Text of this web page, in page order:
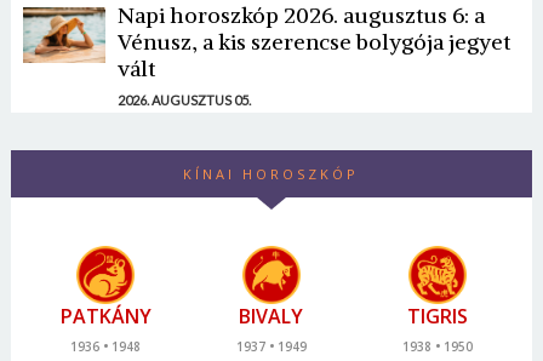
Napi horoszkóp 2026. augusztus 6: a
Vénusz, a kis szerencse bolygója jegyet
vált
2026. AUGUSZTUS 05.
KÍNAI HOROSZKÓP
PATKÁNY
1936
1948
BIVALY
1937
1949
TIGRIS
1938
1950